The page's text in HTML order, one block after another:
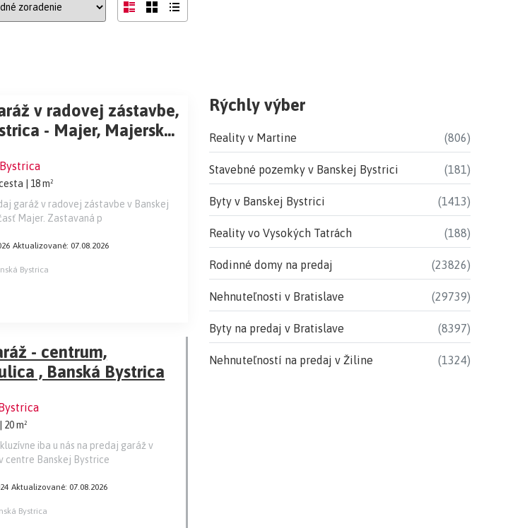
v radovej zástavbe,
- Majer, Majerská
| 18 m²
garáž v radovej zástavbe v Banskej
Majer. Zastavaná p
Aktualizované: 07.08.2026
Bystrica
- centrum,
, Banská Bystrica
| 20 m²
iba u nás na predaj garáž v
centre Banskej Bystrice
Aktualizované: 07.08.2026
Bystrica
Rýchly výber
Reality v Martine (806)
Stavebné pozemky v Banskej Bystrici (181)
Byty v Banskej Bystrici (1413)
Reality vo Vysokých Tatrách (188)
Rodinné domy na predaj (23826)
Nehnuteľnosti v Bratislave (29739)
Byty na predaj v Bratislave (8397)
Nehnuteľností na predaj v Žiline (1324)